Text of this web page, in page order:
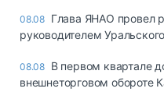
08.08 Глава ЯНАО провел
руководителем
08.08 В первом квартале
внешнеторговом обороте